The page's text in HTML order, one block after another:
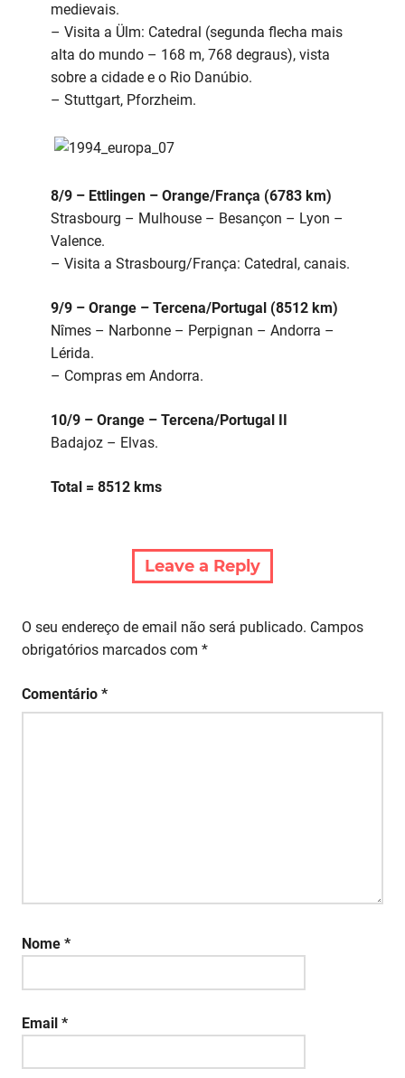
medievais.
– Visita a Ülm: Catedral (segunda flecha mais
alta do mundo – 168 m, 768 degraus), vista
sobre a cidade e o Rio Danúbio.
– Stuttgart, Pforzheim.
8/9 – Ettlingen – Orange/França (6783 km)
Strasbourg – Mulhouse – Besançon – Lyon –
Valence.
– Visita a Strasbourg/França: Catedral, canais.
9/9 – Orange – Tercena/Portugal (8512 km)
Nîmes – Narbonne – Perpignan – Andorra –
Lérida.
– Compras em Andorra.
10/9 – Orange – Tercena/Portugal II
Badajoz – Elvas.
Total = 8512 kms
Leave a Reply
O seu endereço de email não será publicado. Campos
obrigatórios marcados com *
Comentário *
Nome *
Email *